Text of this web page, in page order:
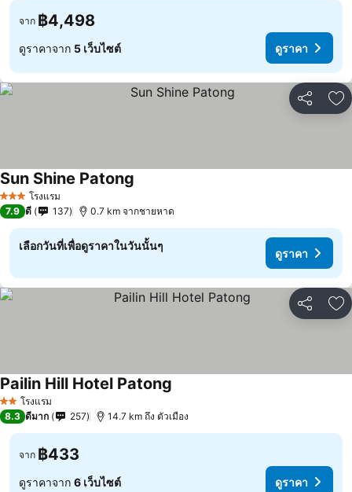
จาก ฿4,498
ดูราคาจาก 5 เว็บไซต์ ดูราคา
แชร์ เ
3 ดาว โรงแรม
Sun Shine Patong
7.9 ดี 137 0.7 km จากชายหาด
เลือกวันที่เพื่อดูราคาในวันนั้นๆ
ดูราคา
แชร์ เ
2 ดาวโรงแรม
Pailin Hill Hotel Patong
8.3 ดีมาก 257 14.7 km ถึง ตัวเมือง
จาก ฿433
ดูราคาจาก 6 เว็บไซต์ ดูราคา